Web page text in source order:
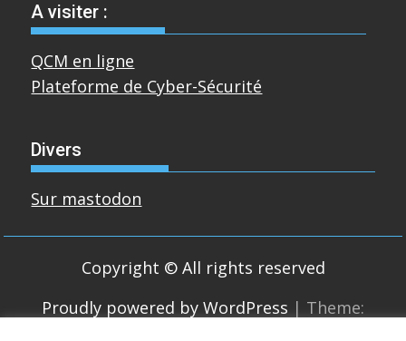
A visiter :
QCM en ligne
Plateforme de Cyber-Sécurité
Divers
Sur mastodon
Copyright © All rights reserved
Proudly powered by WordPress | Theme: